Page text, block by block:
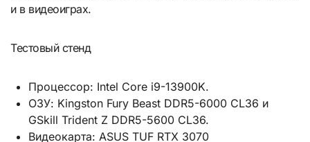
и в видеоиграх.
Тестовый стенд
Процессор: Intel Core i9-13900K.
ОЗУ: Kingston Fury Beast DDR5-6000 CL36 и
GSkill Trident Z DDR5-5600 CL36.
Видеокарта: ASUS TUF RTX 3070